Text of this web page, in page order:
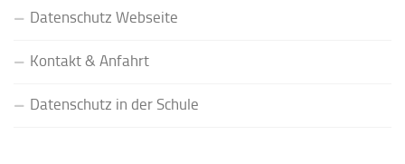
Datenschutz Webseite
Kontakt & Anfahrt
Datenschutz in der Schule